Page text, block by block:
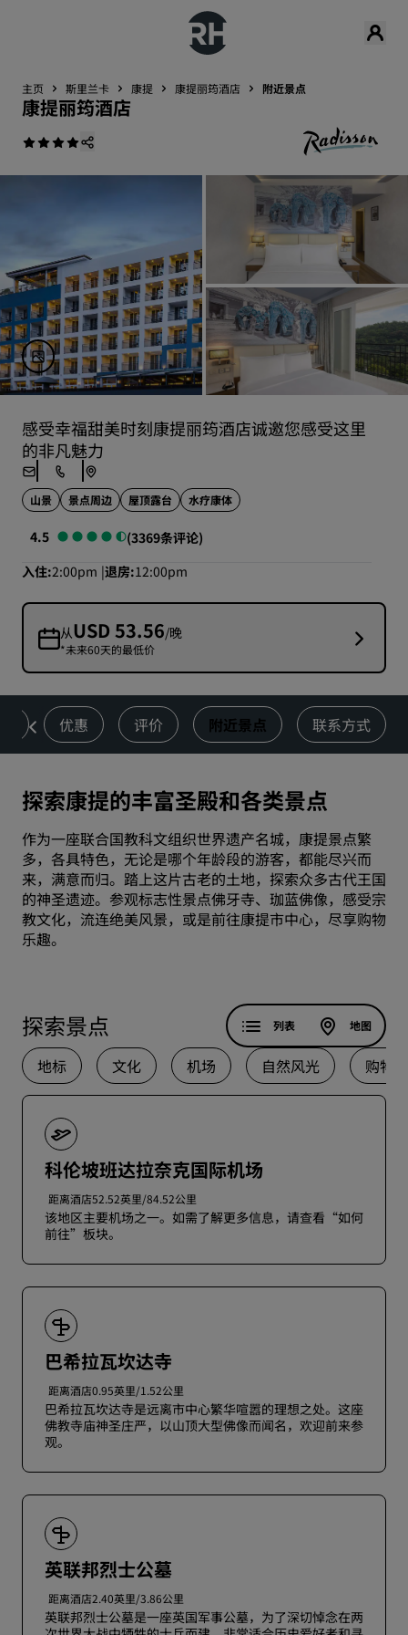
主页 斯里兰卡 康提 康提丽筠酒店 附近景点
康提丽筠酒店
感受幸福甜美时刻康提丽筠酒店诚邀您感受这里
的非凡魅力
山景 景点周边 屋顶露台 水疗康体
4.5
(3369条评论)
入住 2:00pm 退房 12:00pm
从USD 53.56/晚
*未来60天的最低价
优惠 评价 附近景点 联系方式
探索康提的丰富圣殿和各类景点
作为一座联合国教科文组织世界遗产名城，康提景点繁
多，各具特色，无论是哪个年龄段的游客，都能尽兴而
来，满意而归。踏上这片古老的土地，探索众多古代王国
的神圣遗迹。参观标志性景点佛牙寺、珈蓝佛像，感受宗
教文化，流连绝美风景，或是前往康提市中心，尽享购物
乐趣。
探索景点
地标 文化 机场 自然风光 购物
列表 地图
科伦坡班达拉奈克国际机场
距离酒店52.52英里/84.52公里
该地区主要机场之一。如需了解更多信息，请查看“如何
前往”板块。
巴希拉瓦坎达寺
距离酒店0.95英里/1.52公里
巴希拉瓦坎达寺是远离市中心繁华喧嚣的理想之处。这座
佛教寺庙神圣庄严，以山顶大型佛像而闻名，欢迎前来参
观。
英联邦烈士公墓
距离酒店2.40英里/3.86公里
英联邦烈士公墓是一座英国军事公墓，为了深切悼念在两